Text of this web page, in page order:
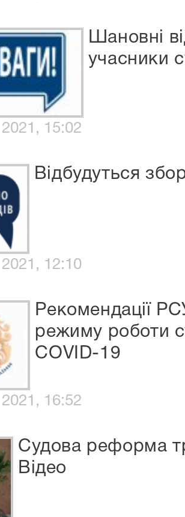
Шановні
учасники
15:02
Відбудуться
12:10
Рекомендації
режиму роботи
COVID-19
16:52
Судова реформа
Відео